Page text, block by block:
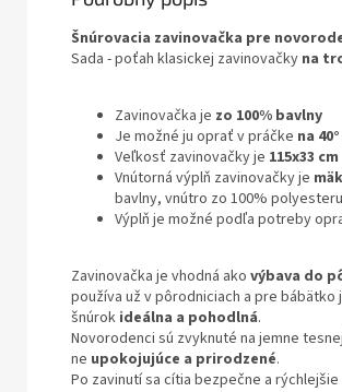
Šnúrovacia zavinovačka pre
Sada - poťah klasickej zavinovačky na
Zavinovačka je zo 100% bavlny
Je možné ju oprať v práčke na
Veľkosť zavinovačky je 115x33 cm
Vnútorná výplň zavinovačky je
bavlny, vnútro zo 100%
Výplň je možné podľa potreby
Zavinovačka je vhodná ako výbava do
používa už v pôrodniciach a pre
šnúrok ideálna a pohodlná.
Novorodenci sú zvyknuté na jemne
ne upokojujúce a prirodzené.
Po zavinutí sa cítia bezpečne a rýchlejšie